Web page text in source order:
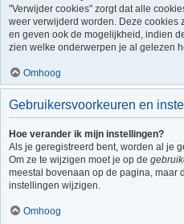
"Verwijder cookies" zorgt dat alle
weer verwijderd worden. Deze cookies
en geven ook de mogelijkheid, indien
zien welke onderwerpen je al gelezen
Omhoog
Gebruikersvoorkeuren en
Hoe verander ik mijn instellingen?
Als je geregistreerd bent, worden al je
Om ze te wijzigen moet je op de
meestal bovenaan op de pagina, maar
instellingen wijzigen.
Omhoog